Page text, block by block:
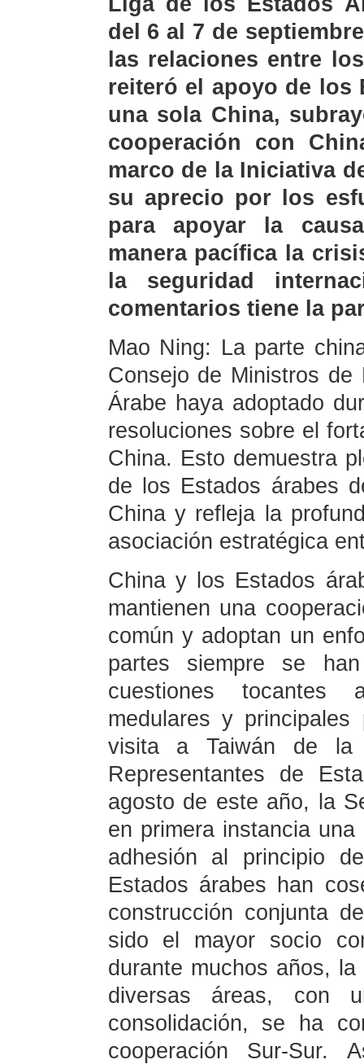
del 6 al 7 de
las relaciones entre
reiteró el apoyo de los
una sola China,
cooperación con
marco de la Iniciativa
su aprecio por los
para apoyar la
manera pacífica la
la seguridad
comentarios tiene la
Mao Ning: La parte
Consejo de Ministros
Árabe haya adoptado
resoluciones sobre el
China. Esto demuestra
de los Estados árabes
China y refleja la
asociación estratégica
China y los Estados
mantienen una
común y adoptan un
partes siempre se
cuestiones tocantes
medulares y
visita a Taiwán de la
Representantes de
agosto de este año, la
en primera instancia
adhesión al principio
Estados árabes han
construcción conjunta
sido el mayor socio
durante muchos años,
diversas áreas, con
consolidación, se ha
cooperación Sur-Sur.